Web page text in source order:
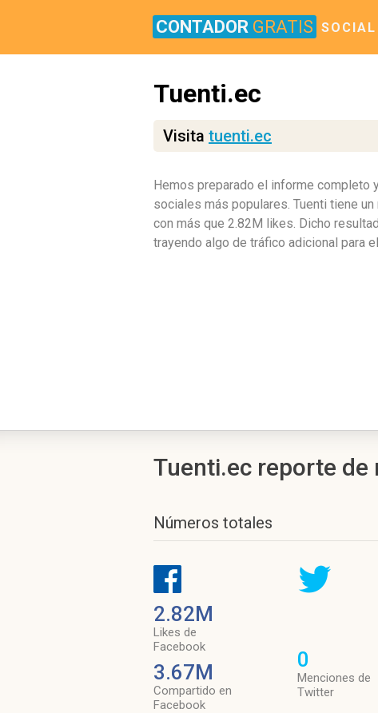
CONTADOR GRATIS SOCIAL
Tuenti.ec
Visita tuenti.ec
Hemos preparado el informe completo
sociales más populares. Tuenti tiene
con más que 2.82M likes. Dicho
trayendo algo de tráfico adicional para
Tuenti.ec reporte de
Números totales
2.82M
Likes de
Facebook
3.67M
Compartido en
Facebook
0
Menciones de
Twitter